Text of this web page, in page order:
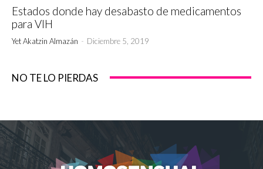
Estados donde hay desabasto de medicamentos
para VIH
Yet Akatzin Almazán - Diciembre 5, 2019
NO TE LO PIERDAS